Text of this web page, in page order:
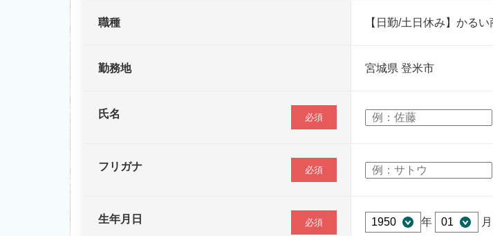
職種 【日勤/土日休み】かる
勤務地 宮城県 登米市
氏名 必須
フリガナ 必須
生年月日 必須 年 月